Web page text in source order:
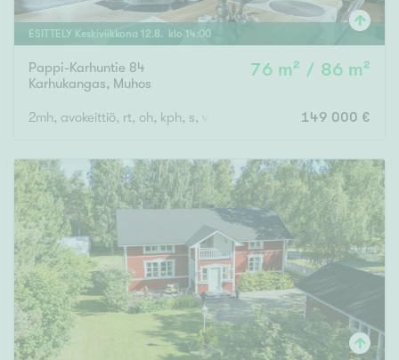
ESITTELY Keskiviikkona 12.8. klo 14:00
Pappi-Karhuntie 84
Karhukangas, Muhos
76 m² / 86 m²
2mh, avokeittiö, rt, oh, kph, s, wc, pihasauna 149 000 €